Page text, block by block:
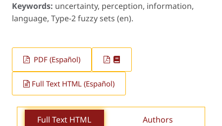
Keywords: uncertainty, perception, information,
language, Type-2 fuzzy sets (en).
PDF (Español)
Full Text HTML (Español)
Full Text HTML Authors